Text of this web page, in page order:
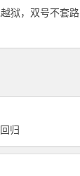
狱，双号不套路
归